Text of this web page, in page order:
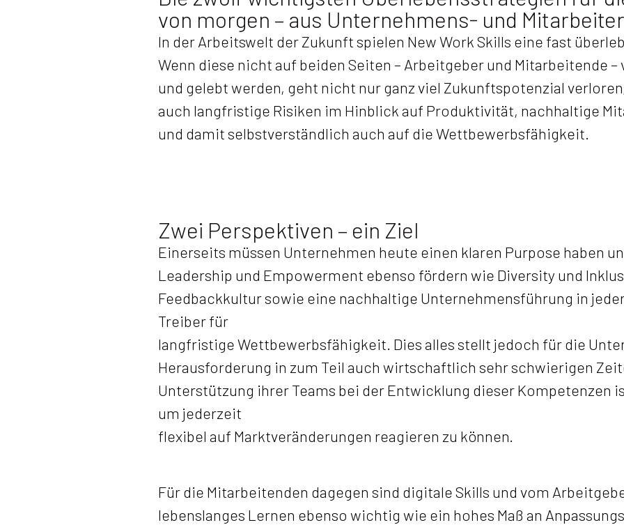
von morgen – aus Unternehmens- und
In der Arbeitswelt der Zukunft spielen New Work Skills eine fast
Wenn diese nicht auf beiden Seiten – Arbeitgeber und Mitarbeitende –
und gelebt werden, geht nicht nur ganz viel Zukunftspotenzial
auch langfristige Risiken im Hinblick auf Produktivität, nachhaltige
und damit selbstverständlich auch auf die Wettbewerbsfähigkeit.
Zwei Perspektiven – ein Ziel
Einerseits müssen Unternehmen heute einen klaren Purpose haben
Leadership und Empowerment ebenso fördern wie Diversity und
Feedbackkultur sowie eine nachhaltige Unternehmensführung in
Treiber für
langfristige Wettbewerbsfähigkeit. Dies alles stellt jedoch für die
Herausforderung in zum Teil auch wirtschaftlich sehr schwierigen
Unterstützung ihrer Teams bei der Entwicklung dieser Kompetenzen
um jederzeit
flexibel auf Marktveränderungen reagieren zu können.
Für die Mitarbeitenden dagegen sind digitale Skills und vom
lebenslanges Lernen ebenso wichtig wie ein hohes Maß an